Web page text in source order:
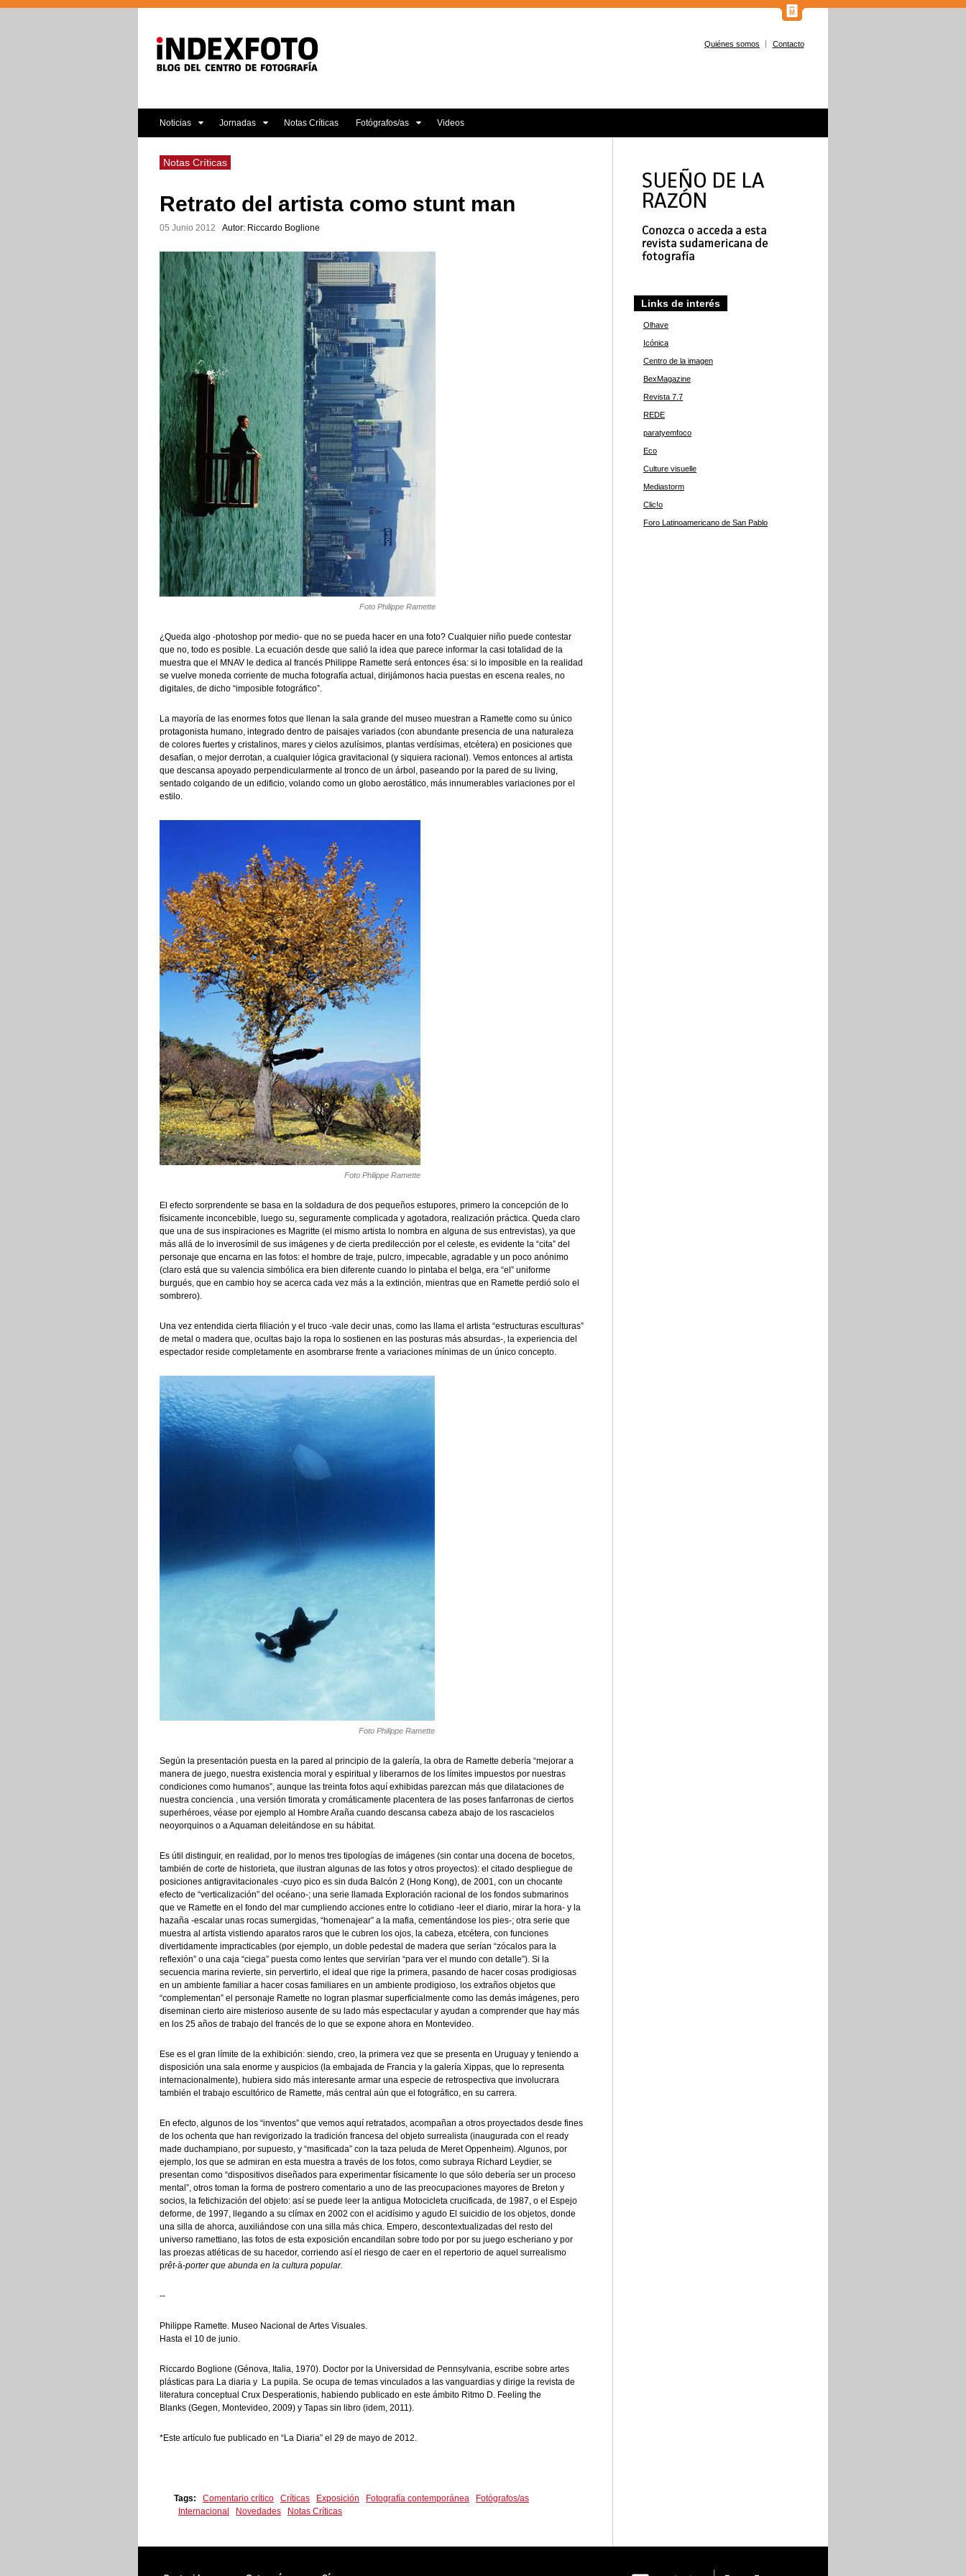
Quiénes somos Contacto
Noticias Jornadas Notas Críticas Fotógrafos/as Videos
Notas Críticas
Retrato del artista como stunt man
05 Junio 2012 Autor: Riccardo Boglione
Foto Philippe Ramette
¿Queda algo -photoshop por medio- que no se pueda hacer en una foto? Cualquier niño puede contestar
que no, todo es posible. La ecuación desde que salió la idea que parece informar la casi totalidad de la
muestra que el MNAV le dedica al francés Philippe Ramette será entonces ésa: si lo imposible en la realidad
se vuelve moneda corriente de mucha fotografía actual, dirijámonos hacia puestas en escena reales, no
digitales, de dicho “imposible fotográfico”.
La mayoría de las enormes fotos que llenan la sala grande del museo muestran a Ramette como su único
protagonista humano, integrado dentro de paisajes variados (con abundante presencia de una naturaleza
de colores fuertes y cristalinos, mares y cielos azulísimos, plantas verdísimas, etcétera) en posiciones que
desafían, o mejor derrotan, a cualquier lógica gravitacional (y siquiera racional). Vemos entonces al artista
que descansa apoyado perpendicularmente al tronco de un árbol, paseando por la pared de su living,
sentado colgando de un edificio, volando como un globo aerostático, más innumerables variaciones por el
estilo.
Foto Philippe Ramette
El efecto sorprendente se basa en la soldadura de dos pequeños estupores, primero la concepción de lo
físicamente inconcebible, luego su, seguramente complicada y agotadora, realización práctica. Queda claro
que una de sus inspiraciones es Magritte (el mismo artista lo nombra en alguna de sus entrevistas), ya que
más allá de lo inverosímil de sus imágenes y de cierta predilección por el celeste, es evidente la “cita” del
personaje que encarna en las fotos: el hombre de traje, pulcro, impecable, agradable y un poco anónimo
(claro está que su valencia simbólica era bien diferente cuando lo pintaba el belga, era “el” uniforme
burgués, que en cambio hoy se acerca cada vez más a la extinción, mientras que en Ramette perdió solo el
sombrero).
Una vez entendida cierta filiación y el truco -vale decir unas, como las llama el artista “estructuras esculturas”
de metal o madera que, ocultas bajo la ropa lo sostienen en las posturas más absurdas-, la experiencia del
espectador reside completamente en asombrarse frente a variaciones mínimas de un único concepto.
Foto Philippe Ramette
Según la presentación puesta en la pared al principio de la galería, la obra de Ramette debería “mejorar a
manera de juego, nuestra existencia moral y espiritual y liberarnos de los límites impuestos por nuestras
condiciones como humanos”, aunque las treinta fotos aquí exhibidas parezcan más que dilataciones de
nuestra conciencia , una versión timorata y cromáticamente placentera de las poses fanfarronas de ciertos
superhéroes, véase por ejemplo al Hombre Araña cuando descansa cabeza abajo de los rascacielos
neoyorquinos o a Aquaman deleitándose en su hábitat.
Es útil distinguir, en realidad, por lo menos tres tipologías de imágenes (sin contar una docena de bocetos,
también de corte de historieta, que ilustran algunas de las fotos y otros proyectos): el citado despliegue de
posiciones antigravitacionales -cuyo pico es sin duda Balcón 2 (Hong Kong), de 2001, con un chocante
efecto de “verticalización” del océano-; una serie llamada Exploración racional de los fondos submarinos
que ve Ramette en el fondo del mar cumpliendo acciones entre lo cotidiano -leer el diario, mirar la hora- y la
hazaña -escalar unas rocas sumergidas, “homenajear” a la mafia, cementándose los pies-; otra serie que
muestra al artista vistiendo aparatos raros que le cubren los ojos, la cabeza, etcétera, con funciones
divertidamente impracticables (por ejemplo, un doble pedestal de madera que serían “zócalos para la
reflexión” o una caja “ciega” puesta como lentes que servirían “para ver el mundo con detalle”). Si la
secuencia marina revierte, sin pervertirlo, el ideal que rige la primera, pasando de hacer cosas prodigiosas
en un ambiente familiar a hacer cosas familiares en un ambiente prodigioso, los extraños objetos que
“complementan” el personaje Ramette no logran plasmar superficialmente como las demás imágenes, pero
diseminan cierto aire misterioso ausente de su lado más espectacular y ayudan a comprender que hay más
en los 25 años de trabajo del francés de lo que se expone ahora en Montevideo.
Ese es el gran límite de la exhibición: siendo, creo, la primera vez que se presenta en Uruguay y teniendo a
disposición una sala enorme y auspicios (la embajada de Francia y la galería Xippas, que lo representa
internacionalmente), hubiera sido más interesante armar una especie de retrospectiva que involucrara
también el trabajo escultórico de Ramette, más central aún que el fotográfico, en su carrera.
En efecto, algunos de los “inventos” que vemos aquí retratados, acompañan a otros proyectados desde fines
de los ochenta que han revigorizado la tradición francesa del objeto surrealista (inaugurada con el ready
made duchampiano, por supuesto, y “masificada” con la taza peluda de Meret Oppenheim). Algunos, por
ejemplo, los que se admiran en esta muestra a través de los fotos, como subraya Richard Leydier, se
presentan como “dispositivos diseñados para experimentar físicamente lo que sólo debería ser un proceso
mental”, otros toman la forma de postrero comentario a uno de las preocupaciones mayores de Breton y
socios, la fetichización del objeto: así se puede leer la antigua Motocicleta crucificada, de 1987, o el Espejo
deforme, de 1997, llegando a su clímax en 2002 con el acidísimo y agudo El suicidio de los objetos, donde
una silla de ahorca, auxiliándose con una silla más chica. Empero, descontextualizadas del resto del
universo ramettiano, las fotos de esta exposición encandilan sobre todo por por su juego escheriano y por
las proezas atléticas de su hacedor, corriendo así el riesgo de caer en el repertorio de aquel surrealismo
prêt-à-porterque abunda en la cultura popular.
--
Philippe Ramette. Museo Nacional de Artes Visuales.
Hasta el 10 de junio.
Riccardo Boglione (Génova, Italia, 1970). Doctor por la Universidad de Pennsylvania, escribe sobre artes
plásticas para La diaria y La pupila. Se ocupa de temas vinculados a las vanguardias y dirige la revista de
literatura conceptual Crux Desperationis, habiendo publicado en este ámbito Ritmo D. Feeling the
Blanks (Gegen, Montevideo, 2009) y Tapas sin libro (idem, 2011).
*Este artículo fue publicado en “La Diaria” el 29 de mayo de 2012.
Tags: Comentario crítico Críticas Exposición Fotografía contemporánea
Fotógrafos/as
Internacional
Novedades Notas Críticas
Links de interés
Olhave
Icónica
Centro de la imagen
BexMagazine
Revista 7.7
REDE
paratyemfoco
Eco
Culture visuelle
Mediastorm
Clic!o
Foro Latinoamericano de San Pablo